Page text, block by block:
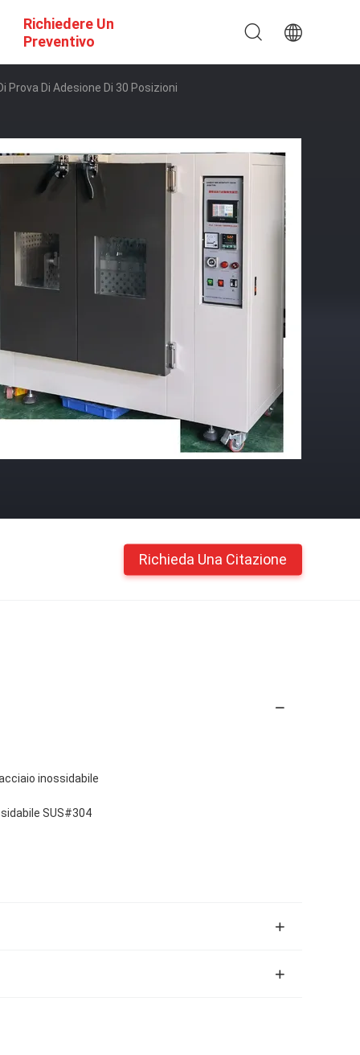
Richiedere Un
Preventivo
Prova Di Adesione Di 30 Posizioni
Richieda Una Citazione
inossidabile
SUS#304